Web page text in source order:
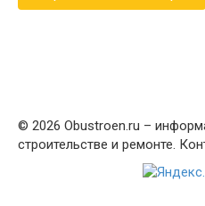
© 2026 Obustroen.ru –
строительстве и ремонте.